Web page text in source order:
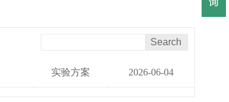
实验方案 2026-06-04